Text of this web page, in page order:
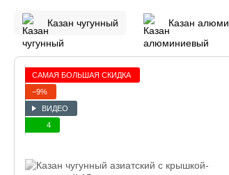
Казан чугунный Казан
САМАЯ БОЛЬШАЯ СКИДКА
−9%
ВИДЕО
4